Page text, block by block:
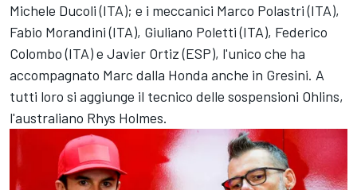
Michele Ducoli (ITA); e i meccanici Marco Polastri (ITA),
Fabio Morandini (ITA), Giuliano Poletti (ITA), Federico
Colombo (ITA) e Javier Ortiz (ESP), l'unico che ha
accompagnato Marc dalla Honda anche in Gresini. A
tutti loro si aggiunge il tecnico delle sospensioni Ohlins,
l'australiano Rhys Holmes.